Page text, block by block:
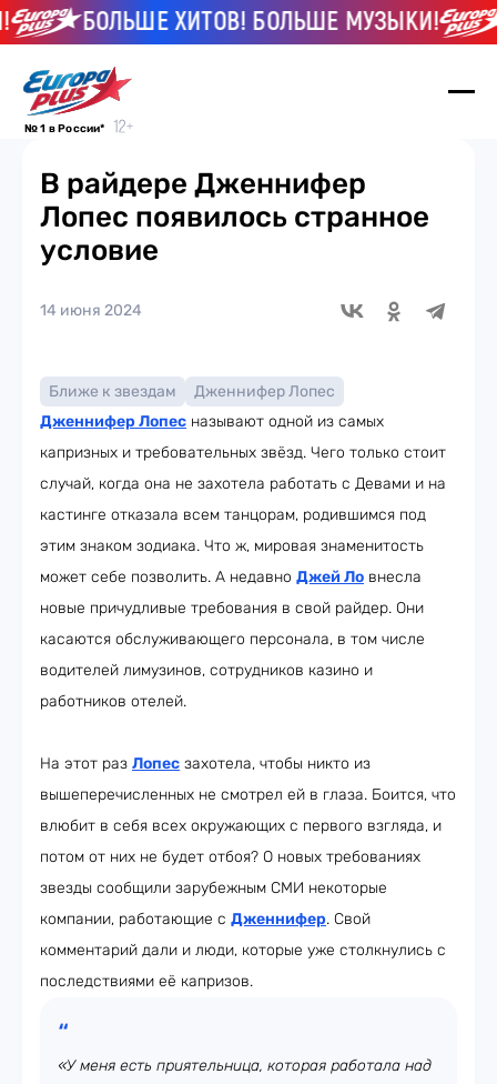
БОЛЬШЕ ХИТОВ! БОЛЬШЕ МУЗЫКИ!
№ 1 в России*
В райдере Дженнифер
Лопес появилось странное
условие
14 июня 2024
Ближе к звездам
Дженнифер Лопес
Дженнифер Лопес называют одной из самых
капризных и требовательных звёзд. Чего только стоит
случай, когда она не захотела работать с Девами и на
кастинге отказала всем танцорам, родившимся под
этим знаком зодиака. Что ж, мировая знаменитость
может себе позволить. А недавно Джей Ло внесла
новые причудливые требования в свой райдер. Они
касаются обслуживающего персонала, в том числе
водителей лимузинов, сотрудников казино и
работников отелей.
На этот раз Лопес захотела, чтобы никто из
вышеперечисленных не смотрел ей в глаза. Боится, что
влюбит в себя всех окружающих с первого взгляда, и
потом от них не будет отбоя? О новых требованиях
звезды сообщили зарубежным СМИ некоторые
компании, работающие с Дженнифер. Свой
комментарий дали и люди, которые уже столкнулись с
последствиями её капризов.
«У меня есть приятельница, которая работала над